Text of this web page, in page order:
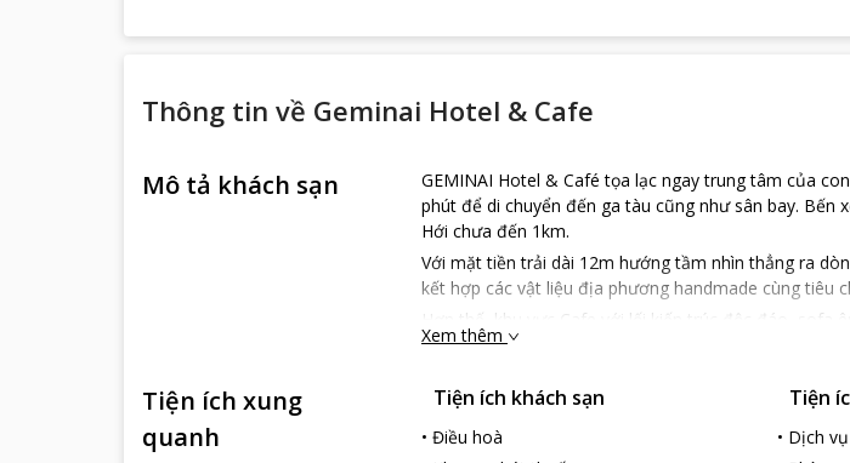
Thông tin về Geminai Hotel & Cafe
Mô tả khách sạn
GEMINAI Hotel & Café tọa lạc ngay trung tâm của
phút để di chuyển đến ga tàu cũng như sân bay. Bến
Hới chưa đến 1km.
Với mặt tiền trải dài 12m hướng tầm nhìn thẳng ra
kết hợp các vật liệu địa phương handmade cùng tiêu
Hơn thế, khu vực Cafe với lối kiến trúc độc đáo, sofa
ngũ nhân viên chuyên nghiệp và thân thiện sẽ càng
Nha, Thiên Đường, hang Tối, suối nước Moọc, hang
những khách muốn tự mình khám phá địa phương.
Xem thêm
Tiện ích xung
quanh
Tiện ích khách sạn
• Điều hoà
Tiện
• Dịch